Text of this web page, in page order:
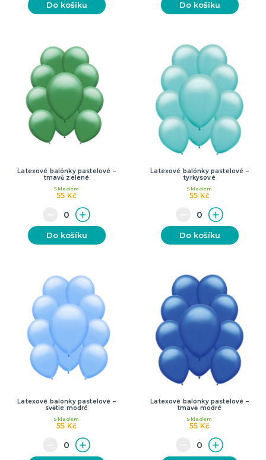
Do košíku Do košíku
Latexové balónky pastelové –
tmavě zelené
55 Kč
Skladem
Do košíku
Latexové balónky pastelové –
tyrkysové
55 Kč
Skladem
Do košíku
Latexové balónky pastelové –
světle modré
55 Kč
Skladem
Latexové balónky pastelové –
tmavě modré
55 Kč
Skladem